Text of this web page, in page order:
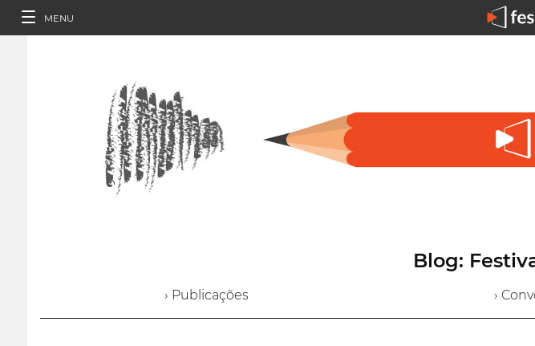
MENU
Blog:
› Publicações ›